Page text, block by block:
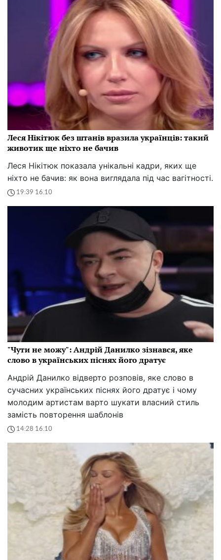
Леся Нікітюк без штанів вразила українців: такий
животик ще ніхто не бачив
Леся Нікітюк показала унікальні кадри, яких ще
ніхто не бачив: як вона виглядала під час вагітності.
19:39 16.10
"Чути не можу": Андрій Данилко зізнався, яке
слово в українських піснях його дратує
Андрій Данилко відверто розповів, яке слово в
сучасних українських піснях його дратує і чому
молодим артистам варто шукати власний стиль
замість повторення шаблонів
14:28 16.10